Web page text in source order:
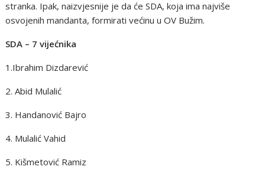
stranka. Ipak, naizvjesnije je da će SDA, koja ima najviše
osvojenih mandanta, formirati većinu u OV Bužim.
SDA – 7 vijećnika
1.Ibrahim Dizdarević
2. Abid Mulalić
3. Handanović Bajro
4. Mulalić Vahid
5. Kišmetović Ramiz